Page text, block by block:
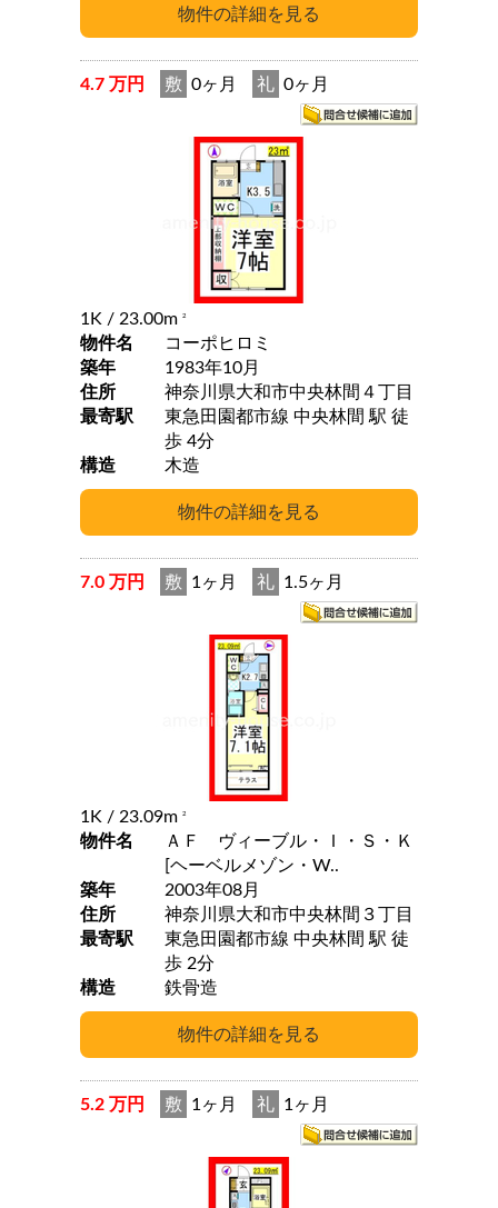
4.7 万円 敷 0ヶ月 礼 0ヶ月
1K / 23.00m 2
物件名
コーポヒロミ
築年
1983年10月
住所
神奈川県大和市中央林間４丁目
最寄駅
東急田園都市線 中央林間 駅 徒
歩 4分
構造
木造
7.0 万円 敷 1ヶ月 礼 1.5ヶ月
1K / 23.09m 2
物件名
ＡＦ ヴィーブル・Ｉ・Ｓ・Ｋ
[ヘーベルメゾン・W..
築年
2003年08月
住所
神奈川県大和市中央林間３丁目
最寄駅
東急田園都市線 中央林間 駅 徒
歩 2分
構造
鉄骨造
5.2 万円 敷 1ヶ月 礼 1ヶ月